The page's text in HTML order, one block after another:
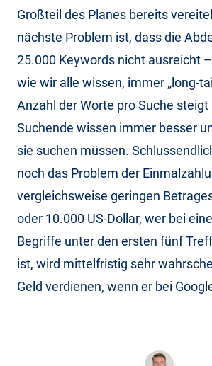
Großteil des Planes bereits
nächste Problem ist, dass die
25.000 Keywords nicht ausreicht
wie wir alle wissen, immer „long-
Anzahl der Worte pro Suche
Suchende wissen immer besser
sie suchen müssen.
noch das Problem der
vergleichsweise geringen
oder 10.000 US-Dollar, wer bei
Begriffe unter den ersten fünf
ist, wird mittelfristig sehr
Geld verdienen, wenn er bei